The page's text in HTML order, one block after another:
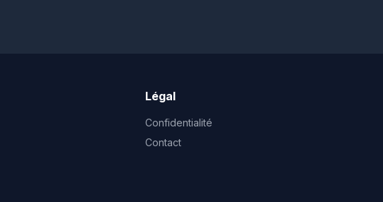
Légal
Confidentialité
Contact